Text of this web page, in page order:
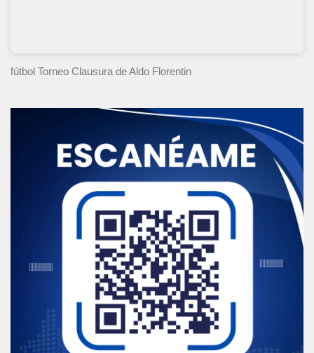
fútbol Torneo Clausura de Aldo Florentin